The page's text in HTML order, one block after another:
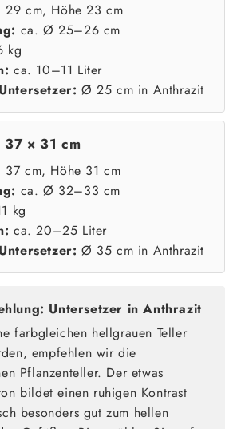
cm, Höhe 23 cm
ca. Ø 25–26 cm
kg
ca. 10–11 Liter
Ø 25 cm in Anthrazit
× 31 cm
cm, Höhe 31 cm
ca. Ø 32–33 cm
kg
ca. 20–25 Liter
Ø 35 cm in Anthrazit
Untersetzer in Anthrazit
farbgleichen hellgrauen Teller
empfehlen wir die
Pflanzenteller. Der etwas
bildet einen ruhigen Kontrast
besonders gut zum hellen